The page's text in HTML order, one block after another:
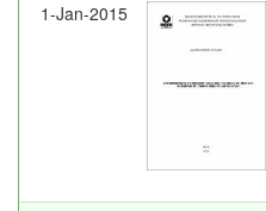
1-Jan-2015